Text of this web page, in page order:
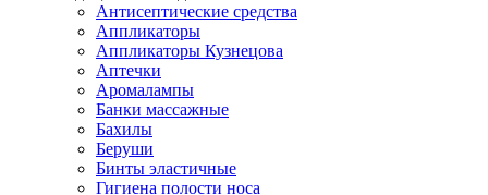
Антисептические средства
Аппликаторы
Аппликаторы Кузнецова
Аптечки
Аромалампы
Банки массажные
Бахилы
Беруши
Бинты эластичные
Гигиена полости носа